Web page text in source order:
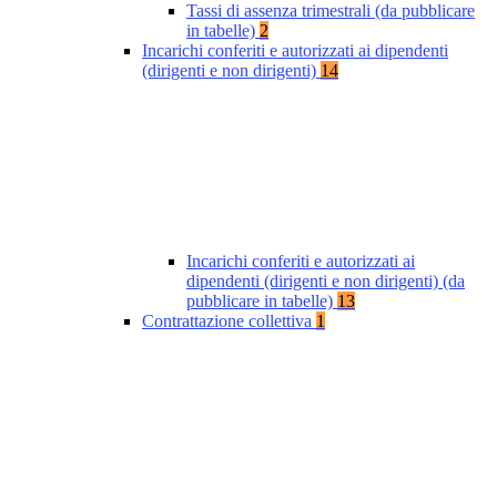
Tassi di assenza trimestrali (da pubblicare
in tabelle) 2
Incarichi conferiti e autorizzati ai dipendenti
(dirigenti e non dirigenti) 14
Incarichi conferiti e autorizzati ai
dipendenti (dirigenti e non dirigenti) (da
pubblicare in tabelle) 13
Contrattazione collettiva 1